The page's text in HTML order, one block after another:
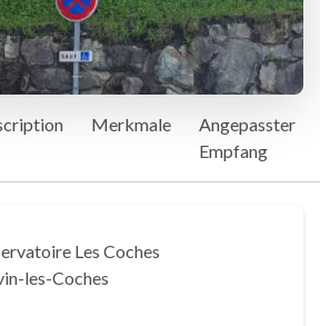
Merkmale
Angepasster
Empfang
Les Coches
les-Coches